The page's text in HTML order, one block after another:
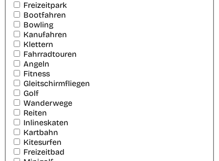
Freizeitpark
Bootfahren
Bowling
Kanufahren
Klettern
Fahrradtouren
Angeln
Fitness
Gleitschirmfliegen
Golf
Wanderwege
Reiten
Inlineskaten
Kartbahn
Kitesurfen
Freizeitbad